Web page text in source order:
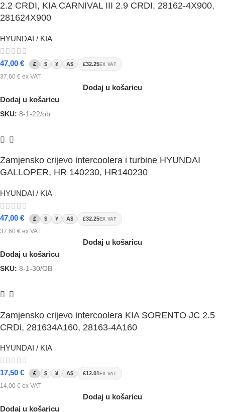
2.2 CRDI, KIA CARNIVAL III 2.9 CRDI, 28162-4X900,
281624X900
HYUNDAI / KIA
47,00 € £ $ ¥ A$ £32.25 EX VAT
37,60 € ex VAT
Dodaj u košaricu
Dodaj u košaricu
SKU: 8-1-22/ob
Zamjensko crijevo intercoolera i turbine HYUNDAI
GALLOPER, HR 140230, HR140230
HYUNDAI / KIA
47,00 € £ $ ¥ A$ £32.25 EX VAT
37,60 € ex VAT
Dodaj u košaricu
Dodaj u košaricu
SKU: 8-1-30/OB
Zamjensko crijevo intercoolera KIA SORENTO JC 2.5
CRDi, 281634A160, 28163-4A160
HYUNDAI / KIA
17,50 € £ $ ¥ A$ £12.01 EX VAT
14,00 € ex VAT
Dodaj u košaricu
Dodaj u košaricu